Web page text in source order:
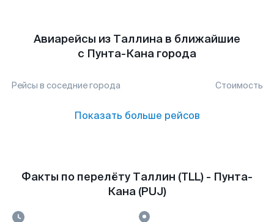
Авиарейсы из Таллина в ближайшие
с Пунта-Кана города
Рейсы в соседние города Стоимость
Показать больше рейсов
Факты по перелёту Таллин (TLL) - Пунта-
Кана (PUJ)